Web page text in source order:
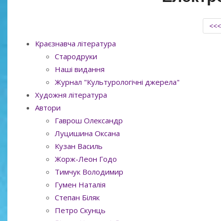
<<<
Краєзнавча література
Стародруки
Наші видання
Журнал "Культурологічні джерела"
Художня література
Автори
Гаврош Олександр
Луцишина Оксана
Кузан Василь
Жорж-Леон Годо
Тимчук Володимир
Гумен Наталія
Степан Біляк
Петро Скунць